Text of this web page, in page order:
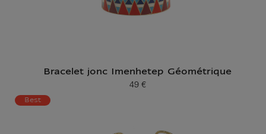
Bracelet jonc Imenhetep Géométrique
Prix ​​actuel
49 €
Best